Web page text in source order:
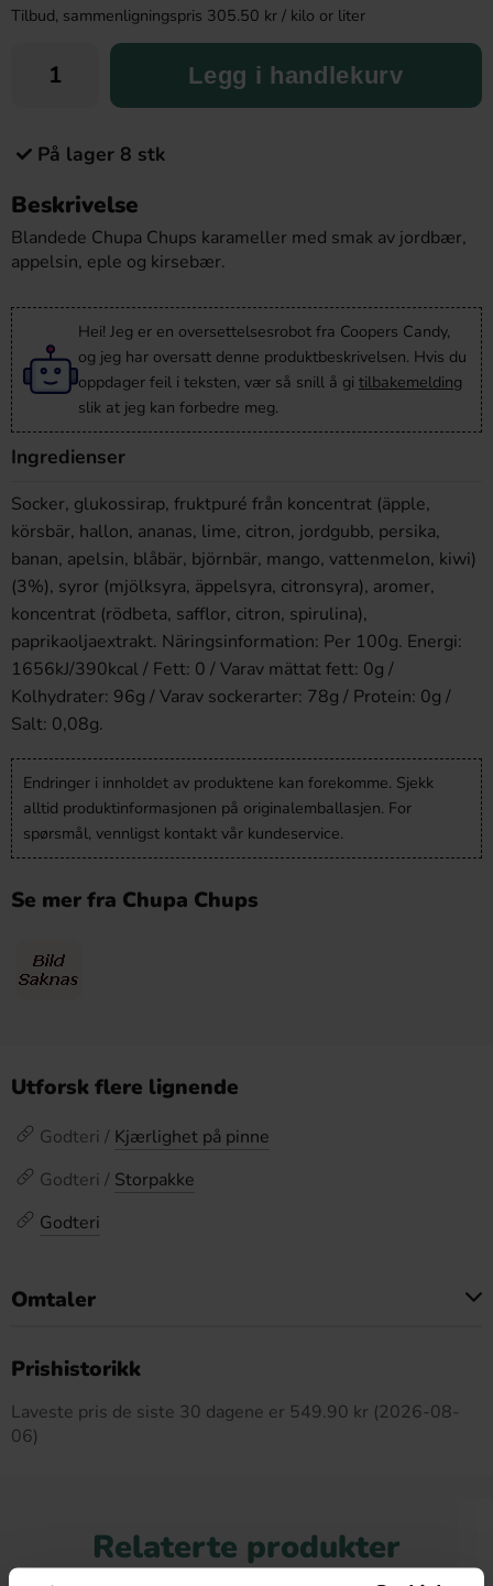
Tilbud, sammenligningspris 305.50 kr / kilo or liter
Legg i handlekurv
På lager 8 stk
Beskrivelse
Blandede Chupa Chups karameller med smak av jordbær,
appelsin, eple og kirsebær.
Hei! Jeg er en oversettelsesrobot fra Coopers Candy,
og jeg har oversatt denne produktbeskrivelsen. Hvis du
oppdager feil i teksten, vær så snill å gi tilbakemelding
slik at jeg kan forbedre meg.
Ingredienser
Socker, glukossirap, fruktpuré från koncentrat (äpple,
körsbär, hallon, ananas, lime, citron, jordgubb, persika,
banan, apelsin, blåbär, björnbär, mango, vattenmelon, kiwi)
(3%), syror (mjölksyra, äppelsyra, citronsyra), aromer,
koncentrat (rödbeta, safflor, citron, spirulina),
paprikaoljaextrakt. Näringsinformation: Per 100g. Energi:
1656kJ/390kcal / Fett: 0 / Varav mättat fett: 0g /
Kolhydrater: 96g / Varav sockerarter: 78g / Protein: 0g /
Salt: 0,08g.
Endringer i innholdet av produktene kan forekomme. Sjekk
alltid produktinformasjonen på originalemballasjen. For
spørsmål, vennligst kontakt vår kundeservice.
Se mer fra Chupa Chups
Utforsk flere lignende
Godteri / Kjærlighet på pinne
Godteri / Storpakke
Godteri
Omtaler
Prishistorikk
Laveste pris de siste 30 dagene er 549.90 kr (2026-08-
06)
Relaterte produkter